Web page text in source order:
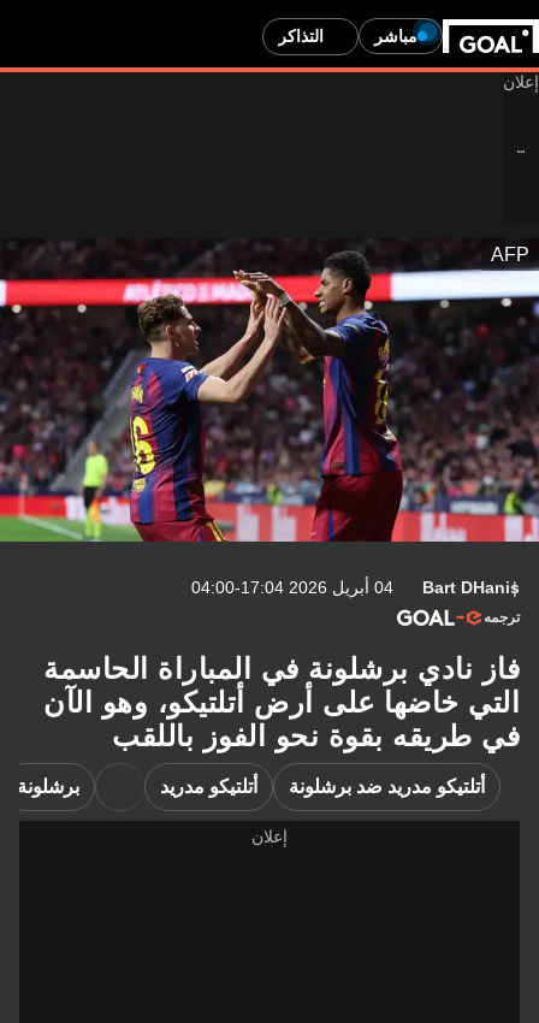
مباشر التذاكر
AFP
Bart DHanis 04 أبريل 2026 17:04-04:00
ترجمه
فاز نادي برشلونة في المباراة الحاسمة
التي خاضها على أرض أتلتيكو، وهو الآن
في طريقه بقوة نحو الفوز باللقب
أتلتيكو مدريد ضد برشلونة أتلتيكو مدريد برشلونة